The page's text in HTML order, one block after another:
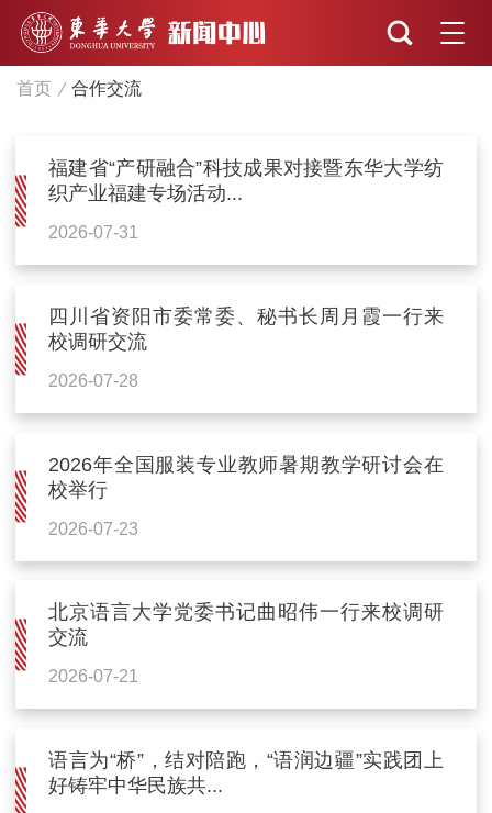
首页 合作交流
福建省“产研融合”科技成果对接暨东华大学纺
织产业福建专场活动...
2026-07-31
四川省资阳市委常委、秘书长周月霞一行来
校调研交流
2026-07-28
2026年全国服装专业教师暑期教学研讨会在
校举行
2026-07-23
北京语言大学党委书记曲昭伟一行来校调研
交流
2026-07-21
语言为“桥”，结对陪跑，“语润边疆”实践团上
好铸牢中华民族共...